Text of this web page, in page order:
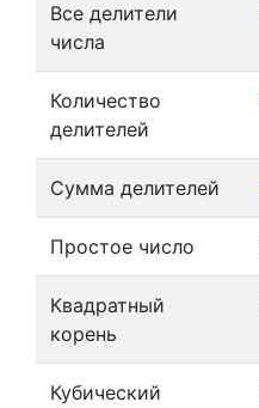
Все делители
числа
Количество
делителей
Сумма делителей
Простое число
Квадратный
корень
Кубический